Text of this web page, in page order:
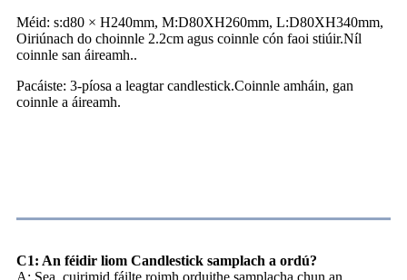
Méid: s:d80 × H240mm, M:D80XH260mm, L:D80XH340mm,
Oiriúnach do choinnle 2.2cm agus coinnle cón faoi stiúir.Níl
coinnle san áireamh..
Pacáiste: 3-píosa a leagtar candlestick.Coinnle amháin, gan
coinnle a áireamh.
C1: An féidir liom Candlestick samplach a ordú?
A: Sea, cuirimid fáilte roimh orduithe samplacha chun an